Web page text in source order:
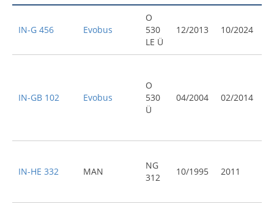
IN-G 456 Evobus
O
530
LE Ü
12/2013 10/2024
IN-GB 102 Evobus
O
530
Ü
04/2004 02/2014
IN-HE 332 MAN
NG
312
10/1995 2011